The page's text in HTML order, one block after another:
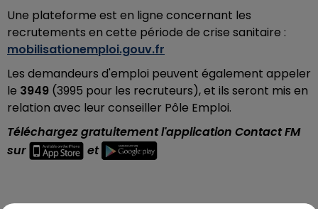
Une plateforme est en ligne concernant les
recrutements en cette période de crise sanitaire :
mobilisationemploi.gouv.fr
Les demandeurs d'emploi peuvent également appeler
le 3949 (3995 pour les recruteurs), et ils seront mis en
relation avec leur conseiller Pôle Emploi.
Téléchargez gratuitement l'application Contact FM
sur
et